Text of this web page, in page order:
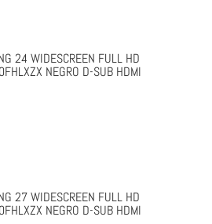
24 WIDESCREEN FULL HD
NEGRO D-SUB HDMI
27 WIDESCREEN FULL HD
NEGRO D-SUB HDMI